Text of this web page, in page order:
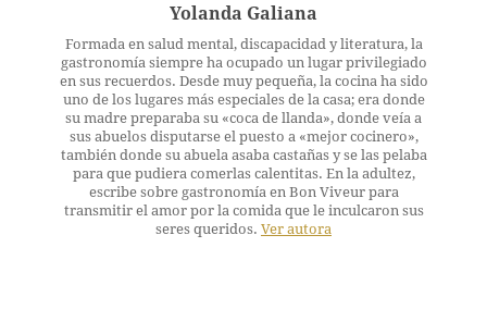
Yolanda Galiana
Formada en salud mental, discapacidad y literatura, la
gastronomía siempre ha ocupado un lugar privilegiado
en sus recuerdos. Desde muy pequeña, la cocina ha sido
uno de los lugares más especiales de la casa; era donde
su madre preparaba su «coca de llanda», donde veía a
sus abuelos disputarse el puesto a «mejor cocinero»,
también donde su abuela asaba castañas y se las pelaba
para que pudiera comerlas calentitas. En la adultez,
escribe sobre gastronomía en Bon Viveur para
transmitir el amor por la comida que le inculcaron sus
seres queridos. Ver autora